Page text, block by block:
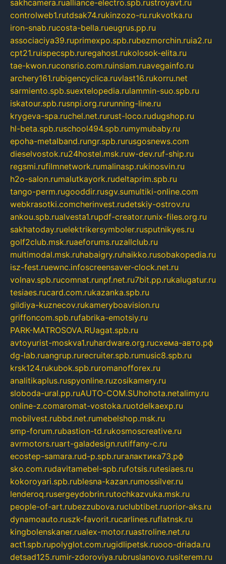
sakhcamera.rualliance-electro.spb.rustroyavt.ru
controlweb1.rutdsak74.rukinzozo-ru.rukvotka.ru
iron-snab.rucosta-bella.rueugrus.pp.ru
associaciya39.ruprimexpo.spb.rubezmorchin.ruia2.ru
cpt21.ruispecspb.ruregahost.rukolosok-elita.ru
tae-kwon.ruconsrio.com.ruinsiam.ruavegainfo.ru
archery161.rubigencyclica.ruvlast16.rukorru.net
sarmiento.spb.suextelopedia.rulammin-suo.spb.ru
iskatour.spb.rusnpi.org.rurunning-line.ru
krygeva-spa.ruchel.net.rurust-loco.rudugshop.ru
hl-beta.spb.ruschool494.spb.rumymubaby.ru
epoha-metalband.rungr.spb.rurusgosnews.com
dieselvostok.ru24hostel.msk.ruw-dev.ruf-ship.ru
regsmi.rufilmnetwork.rumalinasp.rukinosvin.ru
h2o-salon.rumalutkayork.rudeltaprim.spb.ru
tango-perm.rugooddir.rusgv.sumultiki-online.com
webkrasotki.comcherinvest.rudetskiy-ostrov.ru
ankou.spb.rualvesta1.rupdf-creator.runix-files.org.ru
sakhatoday.ruelektrikersymboler.rusputnikyes.ru
golf2club.msk.ruaeforums.ruzallclub.ru
multimodal.msk.ruhabaigry.ruhaikko.rusobakopedia.ru
isz-fest.ruewnc.infoscreensaver-clock.net.ru
volnav.spb.rucomnat.runpf.net.ru7bit.pp.rukalugatur.ru
tesiaes.rucard.com.rukazanka.spb.ru
gildiya-kuznecov.rukameryboavision.ru
griffoncom.spb.rufabrika-emotsiy.ru
PARK-MATROSOVA.RUagat.spb.ru
avtoyurist-moskva1.ruhardware.org.ruсхема-авто.рф
dg-lab.ruangrup.rurecruiter.spb.rumusic8.spb.ru
krsk124.rukubok.spb.ruromanofforex.ru
analitikaplus.ruspyonline.ruzosikamery.ru
sloboda-ural.pp.ruAUTO-COM.SUhohota.netalimy.ru
online-z.comaromat-vostoka.ruotdelkaexp.ru
mobilvest.rubbd.net.rumebelshop.msk.ru
smp-forum.rubastion-td.rukosmoscreative.ru
avrmotors.ruart-galadesign.rutiffany-c.ru
ecostep-samara.rud-p.spb.ruгалактика73.рф
sko.com.rudavitamebel-spb.rufotsis.rutesiaes.ru
kokoroyari.spb.rublesna-kazan.rumossilver.ru
lenderoq.rusergeydobrin.rutochkazvuka.msk.ru
people-of-art.rubezzubova.ruclubtibet.ruorior-aks.ru
dynamoauto.ruszk-favorit.rucarlines.ruflatnsk.ru
kingbolenskaner.rualex-motor.ruastroline.net.ru
act1.spb.rupolyglot.com.rugidlipetsk.ruooo-driada.ru
detsad125.rumir-zdoroviya.rubruslanovo.rusiterem.ru